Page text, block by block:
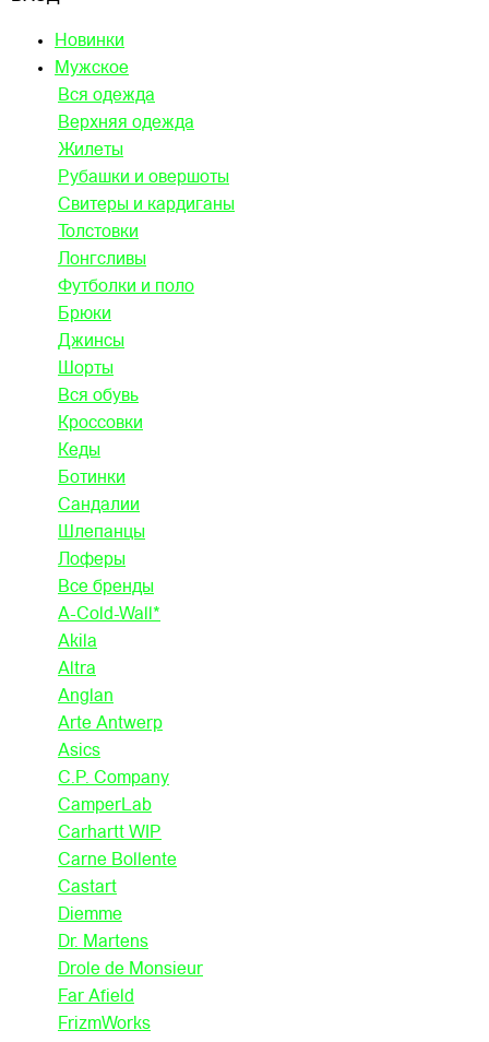
Новинки
Мужское
Вся одежда
Верхняя одежда
Жилеты
Рубашки и овершоты
Свитеры и кардиганы
Толстовки
Лонгсливы
Футболки и поло
Брюки
Джинсы
Шорты
Вся обувь
Кроссовки
Кеды
Ботинки
Сандалии
Шлепанцы
Лоферы
Все бренды
A-Cold-Wall*
Akila
Altra
Anglan
Arte Antwerp
Asics
C.P. Company
CamperLab
Carhartt WIP
Carne Bollente
Castart
Diemme
Dr. Martens
Drole de Monsieur
Far Afield
FrizmWorks